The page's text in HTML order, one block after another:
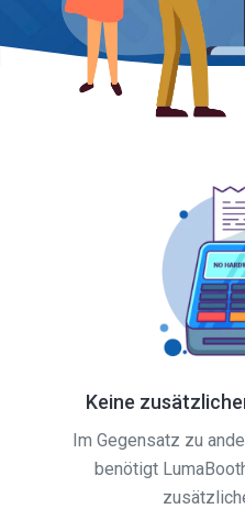
Keine
Im Gegensatz zu
benötigt